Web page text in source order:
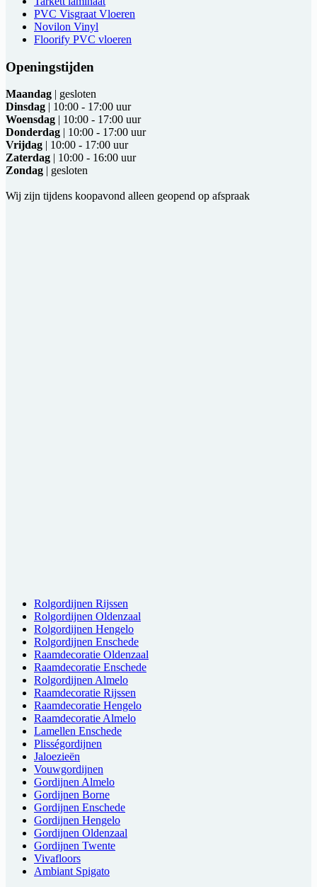
PVC Visgraat Vloeren
Novilon Vinyl
Floorify PVC vloeren
Openingstijden
Maandag | gesloten
Dinsdag | 10:00 - 17:00 uur
Woensdag | 10:00 - 17:00 uur
Donderdag | 10:00 - 17:00 uur
Vrijdag | 10:00 - 17:00 uur
Zaterdag | 10:00 - 16:00 uur
Zondag | gesloten
Wij zijn tijdens koopavond alleen geopend op afspraak
Rolgordijnen Rijssen
Rolgordijnen Oldenzaal
Rolgordijnen Hengelo
Rolgordijnen Enschede
Raamdecoratie Oldenzaal
Raamdecoratie Enschede
Rolgordijnen Almelo
Raamdecoratie Rijssen
Raamdecoratie Hengelo
Raamdecoratie Almelo
Lamellen Enschede
Plisségordijnen
Jaloezieën
Vouwgordijnen
Gordijnen Almelo
Gordijnen Borne
Gordijnen Enschede
Gordijnen Hengelo
Gordijnen Oldenzaal
Gordijnen Twente
Vivafloors
Ambiant Spigato